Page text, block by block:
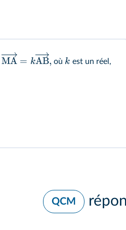
MA = kAB, où k est un réel,
QCM